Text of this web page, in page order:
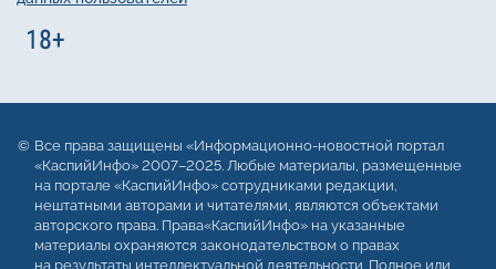
Все права защищены «Информационно-новостной портал
«КаспийИнфо» 2007–2025. Любые материалы, размещенные
на портале «КаспийИнфо» сотрудниками редакции,
нештатными авторами и читателями, являются объектами
авторского права. Права«КаспийИнфо» на указанные
материалы охраняются законодательством о правах
на результаты интеллектуальной деятельности. Полное или